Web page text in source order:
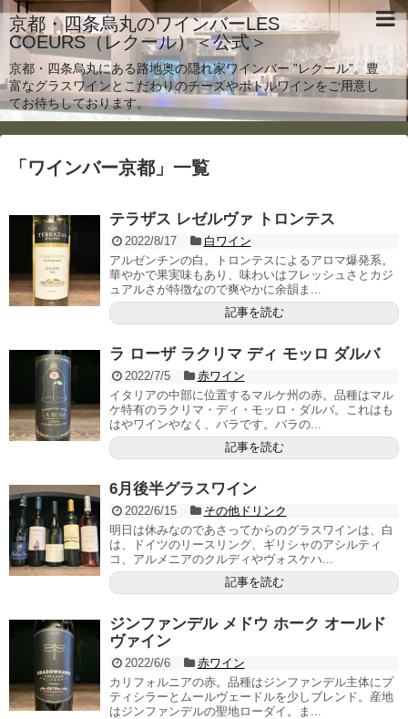
京都・四条烏丸のワインバーLES
COEURS（レクール）＜公式＞
京都・四条烏丸にある路地奥の隠れ家ワインバー ”レクール”。豊
富なグラスワインとこだわりのチーズやボトルワインをご用意し
てお待ちしております。
「 ワインバー京都 」 一覧
テラザス レゼルヴァ トロンテス
2022/8/17
白ワイン
アルゼンチンの白。トロンテスによるアロマ爆発系。
華やかで果実味もあり、味わいはフレッシュさとカジ
ュアルさが特徴なので爽やかに余韻ま...
記事を読む
ラ ローザ ラクリマ ディ モッロ ダルバ
2022/7/5
赤ワイン
イタリアの中部に位置するマルケ州の赤。品種はマル
ケ特有のラクリマ・ディ・モッロ・ダルバ。これはも
はやワインやなく、バラです。バラの...
記事を読む
6月後半グラスワイン
2022/6/15
その他ドリンク
明日は休みなのであさってからのグラスワインは、白
は、ドイツのリースリング、ギリシャのアシルティ
コ、アルメニアのクルディやヴォスケハ...
記事を読む
ジンファンデル メドウ ホーク オールド
ヴァイン
2022/6/6
赤ワイン
カリフォルニアの赤。品種はジンファンデル主体にプ
ティシラーとムールヴェードルを少しブレンド。産地
はジンファンデルの聖地ローダイ。ま...